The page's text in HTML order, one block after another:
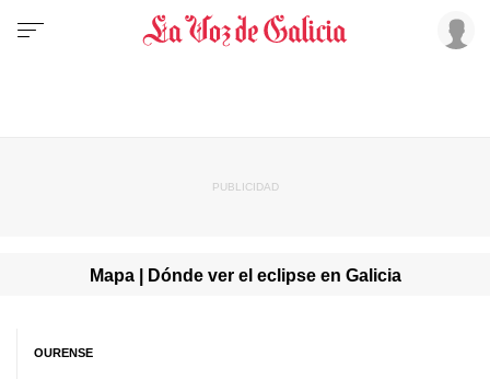
Mapa | Dónde ver el eclipse en Galicia
OURENSE